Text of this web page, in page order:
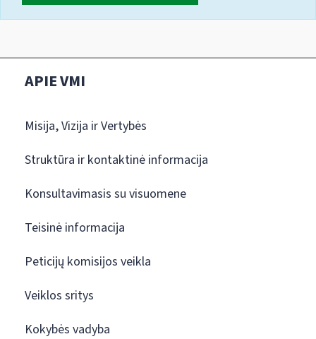
APIE VMI
Misija, Vizija ir Vertybės
Struktūra ir kontaktinė informacija
Konsultavimasis su visuomene
Teisinė informacija
Peticijų komisijos veikla
Veiklos sritys
Kokybės vadyba